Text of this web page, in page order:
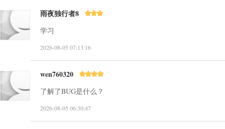
雨夜独行者8
学习
2026-08-05 07:13:16
wen760320
了解了BUG是什么？
2026-08-05 06:30:47